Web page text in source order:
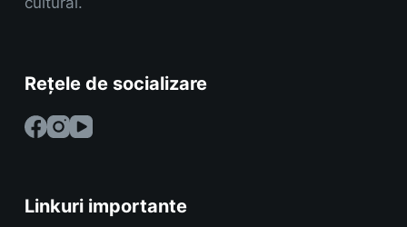
Rețele de socializare
Linkuri importante